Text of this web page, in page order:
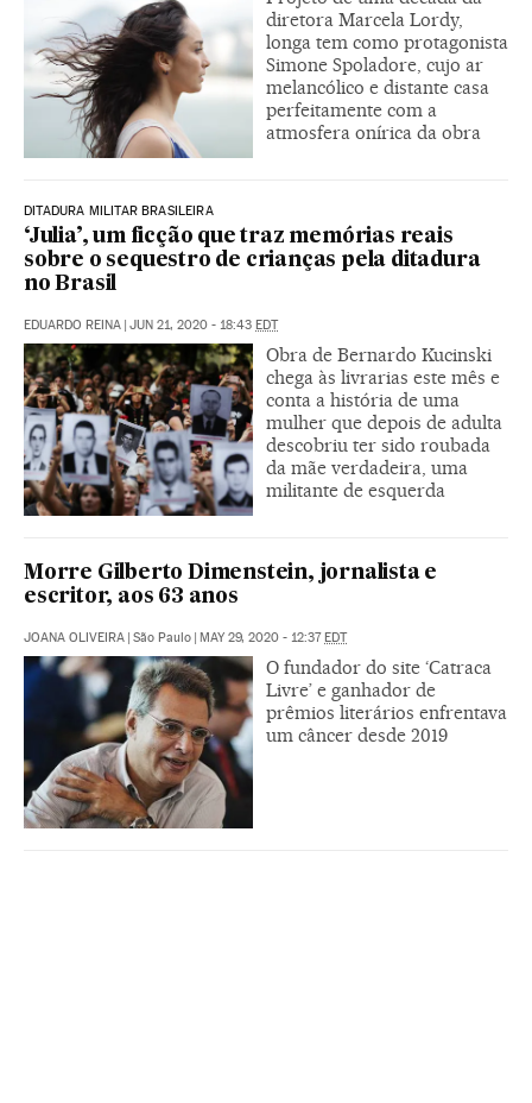
diretora Marcela Lordy,
longa tem como protagonista
Simone Spoladore, cujo ar
melancólico e distante casa
perfeitamente com a
atmosfera onírica da obra
DITADURA MILITAR BRASILEIRA
‘Julia’, um ficção que traz memórias reais
sobre o sequestro de crianças pela ditadura
no Brasil
EDUARDO REINA | JUN 21, 2020 - 18:43 EDT
Obra de Bernardo Kucinski
chega às livrarias este mês e
conta a história de uma
mulher que depois de adulta
descobriu ter sido roubada
da mãe verdadeira, uma
militante de esquerda
Morre Gilberto Dimenstein, jornalista e
escritor, aos 63 anos
JOANA OLIVEIRA | São Paulo | MAY 29, 2020 - 12:37EDT
O fundador do site ‘Catraca
Livre’ e ganhador de
prêmios literários enfrentava
um câncer desde 2019